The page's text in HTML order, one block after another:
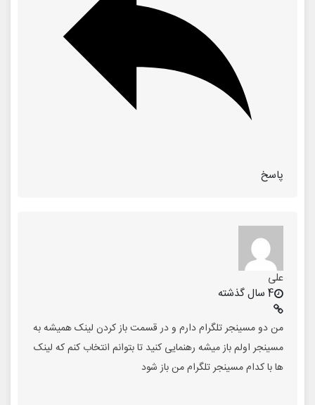
پاسخ
علی
4 سال گذشته
من دو مسینجر تلگرام دارم و در قسمت باز کردن لینک همیشه به
مسینجر اولم باز میشه رهنمایی کنید تا بتوانم انتخاب کنم که لینک
ها با کدام مسینجر تلگرام من باز شود